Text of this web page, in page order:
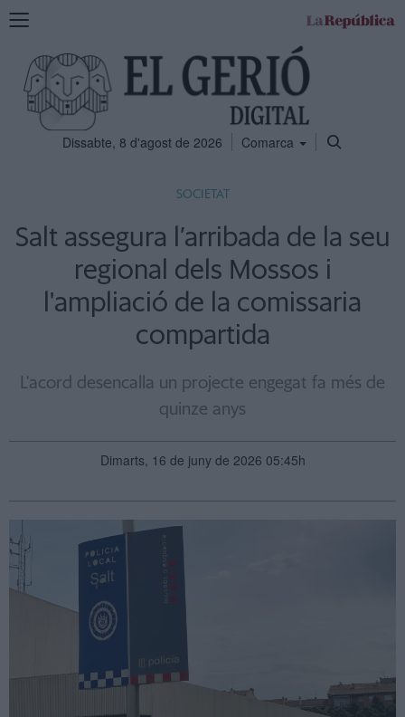
Mostra
navegació
Dissabte, 8 d'agost de 2026 Comarca
SOCIETAT
Salt assegura l’arribada de la seu
regional dels Mossos i
l'ampliació de la comissaria
compartida
L'acord desencalla un projecte engegat fa més de
quinze anys
Dimarts, 16 de juny de 2026 05:45h